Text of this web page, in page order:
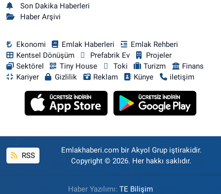
Son Dakika Haberleri
Haber Arşivi
Ekonomi Emlak Haberleri
Emlak Rehberi
Kentsel Dönüşüm
Prefabrik Ev
Projeler
Sektörel
Tiny House Toki Turizm
Finans
Kariyer
Gizlilik Reklam Künye iletişim
RSS
Emlakhaberi.com bir Akyol Grup iştirakidir.
Copyright © 2026. Her hakkı saklıdır.
Haber Yazılımı: TE Bilişim